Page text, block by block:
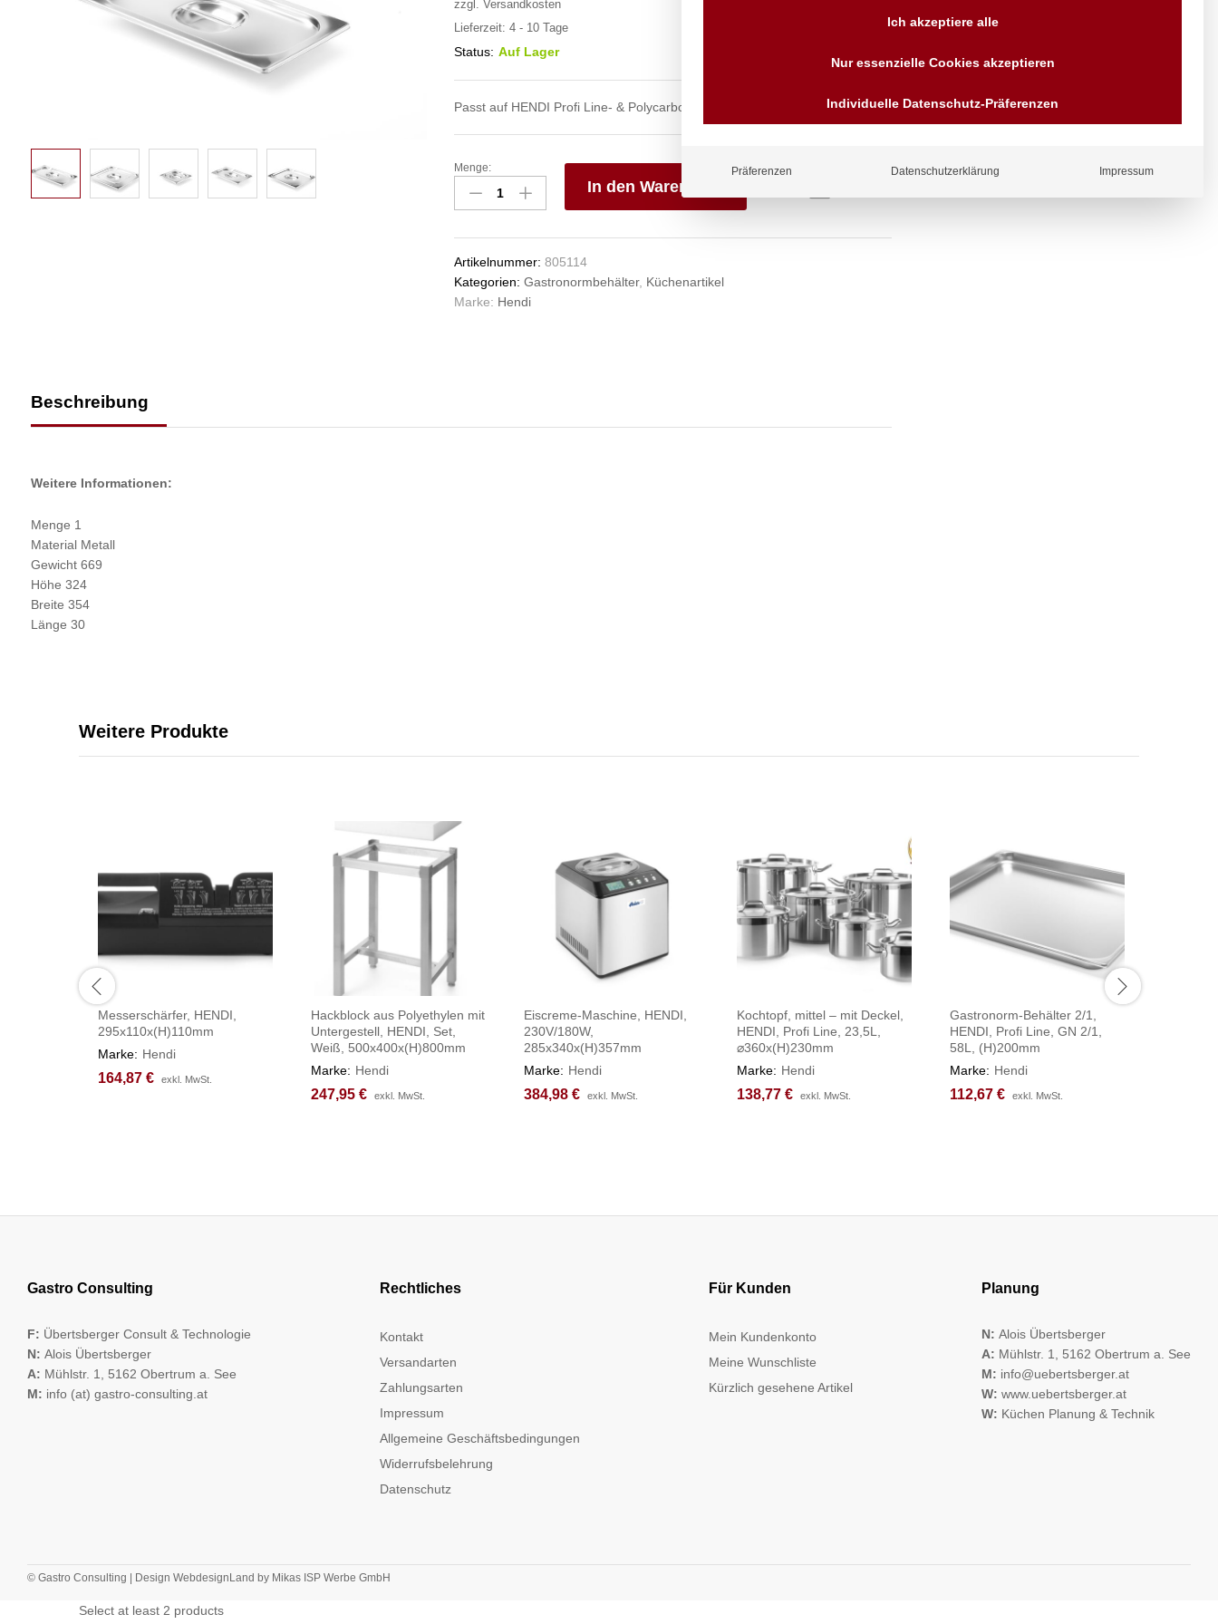
zzgl. Versandkosten
Lieferzeit: 4 - 10 Tage
Status: Auf Lager
Passt auf HENDI Profi Line- & Polycarbonat-GN-Behälter.
Gastronorm-
Deckel
mit
Profi
Line,
GN
Menge:
In den Warenkorb
Artikelnummer: 805114
Kategorien: Gastronormbehälter, Küchenartikel
Marke: Hendi
Beschreibung
Weitere Informationen:
Menge 1
Material Metall
Gewicht 669
Höhe 324
Breite 354
Länge 30
Anfragen
Wir sind seit über 40 Jahren
für Sie da
Vorrauskasse Paypal,
Kreditkarte, Direkt
Weitere Produkte
Messerschärfer, HENDI,
295x110x(H)110mm
Marke: Hendi
164,87 € exkl. MwSt.
164,87 € exkl. MwSt.
Hackblock aus Polyethylen mit
Untergestell, HENDI, Set,
Weiß, 500x400x(H)800mm
Marke: Hendi
247,95 € exkl. MwSt.
247,95 € exkl. MwSt.
Eiscreme-Maschine, HENDI,
230V/180W,
285x340x(H)357mm
Marke: Hendi
384,98 € exkl. MwSt.
384,98 € exkl. MwSt.
Kochtopf, mittel – mit Deckel,
HENDI, Profi Line, 23,5L,
⌀360x(H)230mm
Marke: Hendi
138,77 € exkl. MwSt.
138,77 € exkl. MwSt.
Gastronorm-Behälter 2/1,
HENDI, Profi Line, GN 2/1,
58L, (H)200mm
Marke: Hendi
112,67 € exkl. MwSt.
112,67 € exkl. MwSt.
Gastro Consulting
F: Übertsberger Consult & Technologie
N: Alois Übertsberger
A: Mühlstr. 1, 5162 Obertrum a. See
M: info (at) gastro-consulting.at
Rechtliches
Kontakt
Versandarten
Zahlungsarten
Impressum
Allgemeine Geschäftsbedingungen
Widerrufsbelehrung
Datenschutz
Für Kunden
Mein Kundenkonto
Meine Wunschliste
Kürzlich gesehene Artikel
Planung
N: Alois Übertsberger
A: Mühlstr. 1, 5162 Obertrum a. See
M: info@uebertsberger.at
W: www.uebertsberger.at
W: Küchen Planung & Technik
© Gastro Consulting | Design WebdesignLand by Mikas ISP Werbe GmbH
Ich akzeptiere alle
Nur essenzielle Cookies akzeptieren
Individuelle Datenschutz-Präferenzen
Präferenzen Datenschutzerklärung Impressum
Select at least 2 products